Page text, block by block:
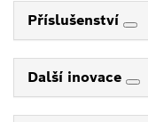
Příslušenství
Další inovace